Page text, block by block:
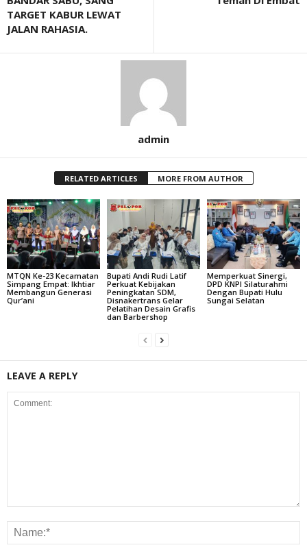
TARGET KABUR LEWAT
JALAN RAHASIA.
admin
RELATED ARTICLES MORE FROM AUTHOR
MTQN Ke-23 Kecamatan
Simpang Empat: Ikhtiar
Membangun Generasi
Qur’ani
Bupati Andi Rudi Latif
Perkuat Kebijakan
Peningkatan SDM,
Disnakertrans Gelar
Pelatihan Desain Grafis
dan Barbershop
Memperkuat Sinergi,
DPD KNPI Silaturahmi
Dengan Bupati Hulu
Sungai Selatan
LEAVE A REPLY